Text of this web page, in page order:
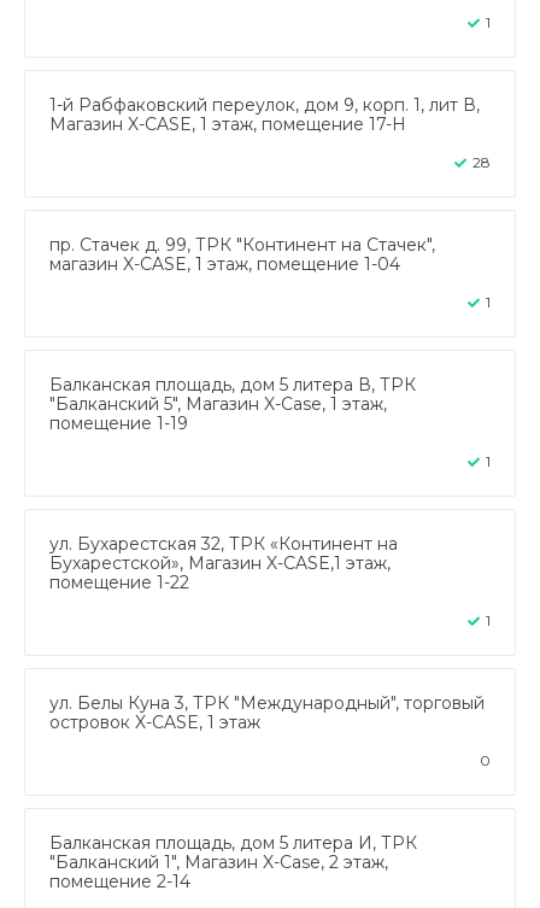
1
1-й Рабфаковский переулок, дом 9, корп. 1, лит В,
Магазин X-CASE, 1 этаж, помещение 17-Н
28
пр. Стачек д. 99, ТРК "Континент на Стачек",
магазин X-CASE, 1 этаж, помещение 1-04
1
Балканская площадь, дом 5 литера В, ТРК
"Балканский 5", Магазин X-Case, 1 этаж,
помещение 1-19
1
ул. Бухарестская 32, ТРК «Континент на
Бухарестской», Магазин X-CASE,1 этаж,
помещение 1-22
1
ул. Белы Куна 3, ТРК "Международный", торговый
островок X-CASE, 1 этаж
0
Балканская площадь, дом 5 литера И, ТРК
"Балканский 1", Магазин X-Case, 2 этаж,
помещение 2-14